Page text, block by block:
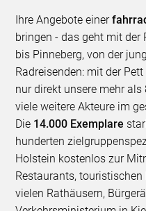
Ihre Angebote einer
bringen - das geht mit der
bis Pinneberg, von der
Radreisenden: mit der
nur direkt unsere mehr
viele weitere Akteure im
Die 14.000 Exemplare
hunderten
Holstein kostenlos zur
Restaurants,
vielen Rathäusern,